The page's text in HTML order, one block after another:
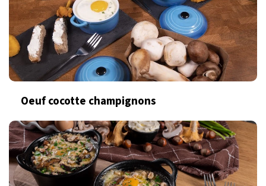
Oeuf cocotte champignons